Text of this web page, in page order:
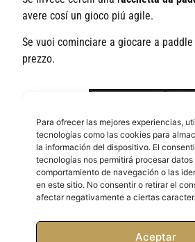
avere cosí un gioco piú agile.
Se vuoi cominciare a giocare a
prezzo.